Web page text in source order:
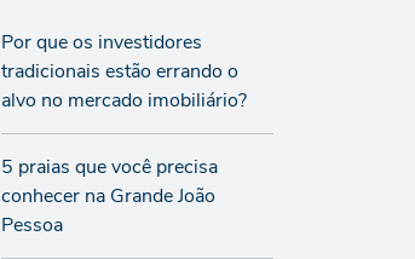
Por que os investidores
tradicionais estão errando o
alvo no mercado imobiliário?
5 praias que você precisa
conhecer na Grande João
Pessoa